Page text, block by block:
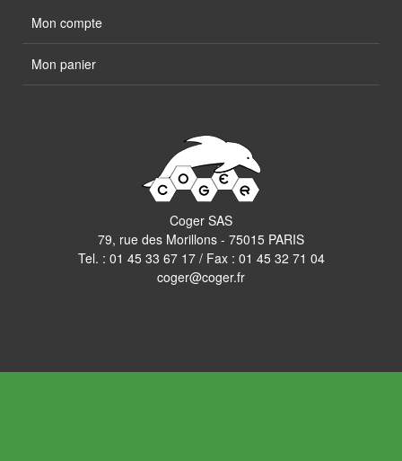
Mon compte
Mon panier
Coger SAS
79, rue des Morillons - 75015 PARIS
Tel. : 01 45 33 67 17/ Fax : 01 45 32 71 04
coger@coger.fr